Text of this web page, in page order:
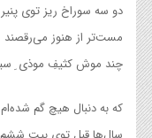
دو سه سوراخ ریز توی پنیر
مست‌تر از هنوز می‌رقصند
چند موش کثیفِ موذی
که به دنبال هیچ گم شده‌ام